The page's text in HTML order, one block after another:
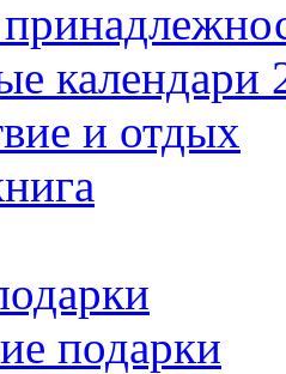
календари
и отдых
подарки